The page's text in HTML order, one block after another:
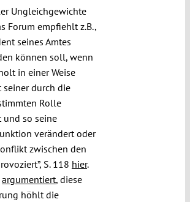
Ungleichgewichte
Forum empfiehlt z.B.,
seines Amtes
können soll, wenn
in einer Weise
durch die
Rolle
und so seine
verändert oder
zwischen den
S. 118 hier.
argumentiert, diese
höhlt die